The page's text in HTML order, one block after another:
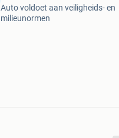
Auto voldoet aan veiligheids- en
milieunormen